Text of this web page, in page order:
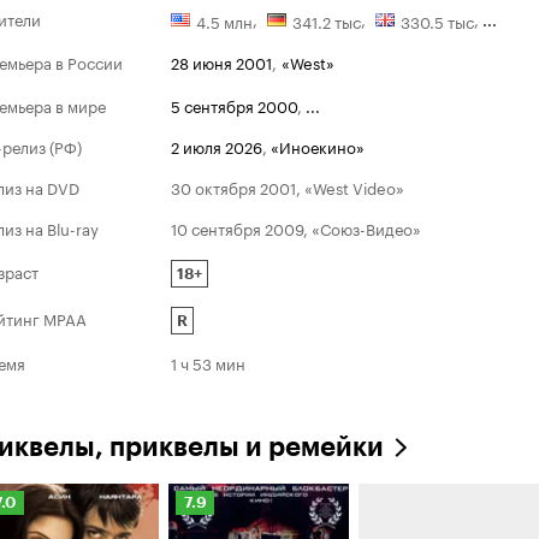
4.5 млн, 341.2 тыс, 330.5 тыс, ...
в России
28 июня 2001 «West»
в мире
5 сентября 2000, ...
(РФ)
2 июля 2026, «Иноекино»
на DVD
30 октября 2001, «West Video»
на Blu-ray
10 сентября 2009, «Союз-Видео»
18+
MPAA R
1 ч 53 мин
приквелы и ремейки
Рейтинг
Кинопоиска
7.9